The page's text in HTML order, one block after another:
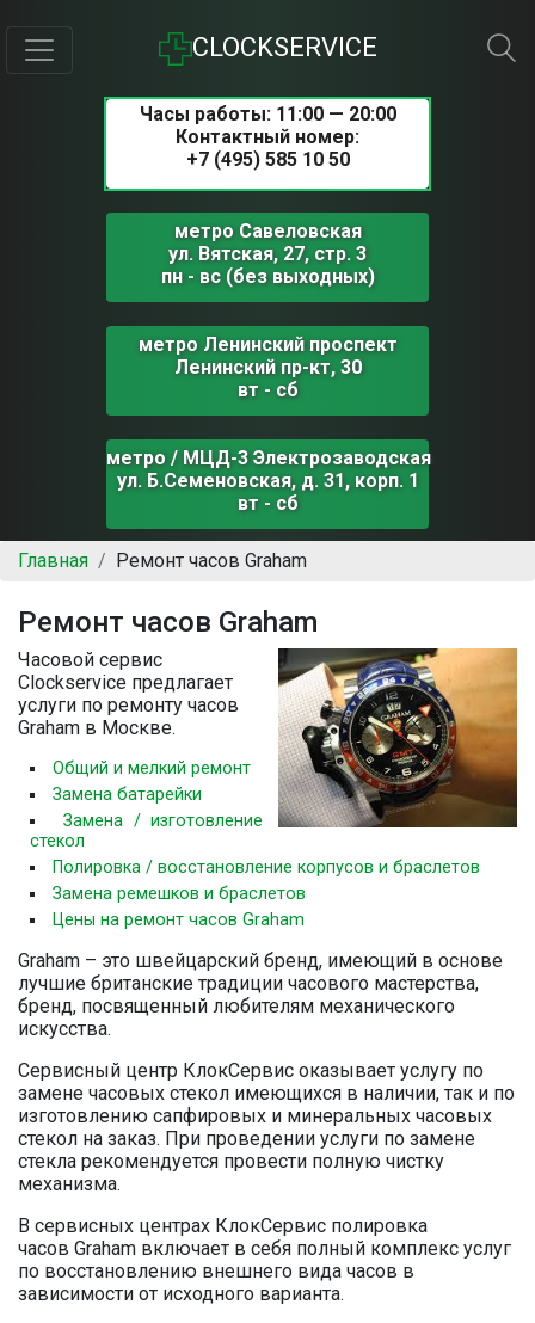
CLOCKSERVICE
Часы работы: 11:00 — 20:00
Контактный номер:
+7 (495) 585 10 50
метро Савеловская
ул. Вятская, 27, стр. 3
пн - вс (без выходных)
метро Ленинский проспект
Ленинский пр-кт, 30
вт - сб
метро / МЦД-3 Электрозаводская
ул. Б.Семеновская, д. 31, корп. 1
вт - сб
Главная Ремонт часов Graham
Ремонт часов Graham
Часовой сервис
Clockservice предлагает
услуги по ремонту часов
Graham в Москве.
Общий и мелкий ремонт
Замена батарейки
Замена / изготовление
стекол
Полировка / восстановление корпусов и браслетов
Замена ремешков и браслетов
Цены на ремонт часов Graham
Graham – это швейцарский бренд, имеющий в основе
лучшие британские традиции часового мастерства,
бренд, посвященный любителям механического
искусства.
Сервисный центр КлокСервис оказывает услугу по
замене часовых стекол имеющихся в наличии, так и по
изготовлению сапфировых и минеральных часовых
стекол на заказ. При проведении услуги по замене
стекла рекомендуется провести полную чистку
механизма.
В сервисных центрах КлокСервис полировка
часов Graham включает в себя полный комплекс услуг
по восстановлению внешнего вида часов в
зависимости от исходного варианта.